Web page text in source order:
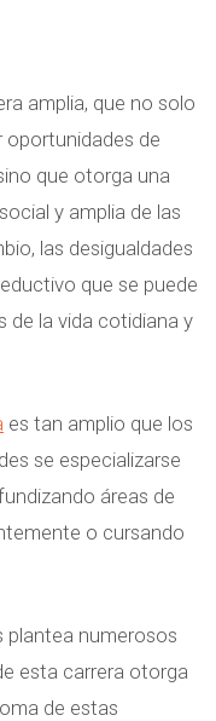
amplia, que no solo
oportunidades de
que otorga una
y amplia de las
las desigualdades
que se puede
de la vida cotidiana y
es tan amplio que los
se especializarse
áreas de
o cursando
plantea numerosos
esta carrera otorga
de estas